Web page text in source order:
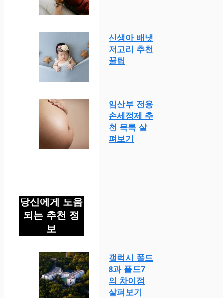
신생아 배냇
저고리 추천
꿀팁
임산부 전용
손세정제 추
천 목록 살
펴보기
당신에게 도움
되는 추천 정
보
갤럭시 폴드
8과 폴드7
의 차이점
살펴보기